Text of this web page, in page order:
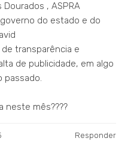
Dourados , ASPRA
do estado e do
transparência e
de publicidade, em algo
passado.
neste mês????
Responder